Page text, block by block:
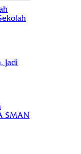
Jadi
SMAN